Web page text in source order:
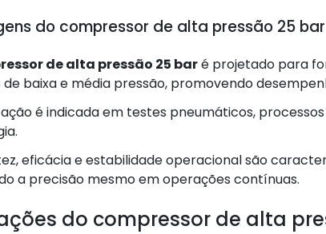
do compressor de alta pressão 25 bar
de alta pressão 25 baré projetado para
baixa e média pressão, promovendo
é indicada em testes pneumáticos,
eficácia e estabilidade operacional são
a precisão mesmo em operações contínuas.
do compressor de alta